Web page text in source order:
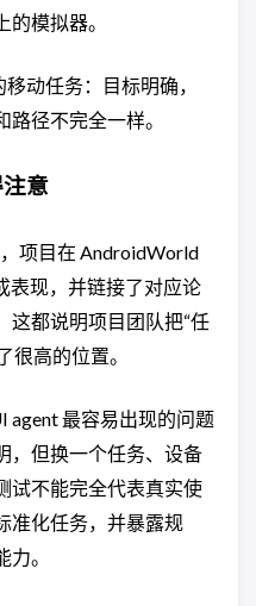
的模拟器。
动任务：目标明确，
径不完全一样。
意
项目在 AndroidWorld
表现，并链接了对应论
这都说明项目团队把“任
很高的位置。
agent 最容易出现的问题
，但换一个任务、设备
试不能完全代表真实使
准化任务，并暴露规
。